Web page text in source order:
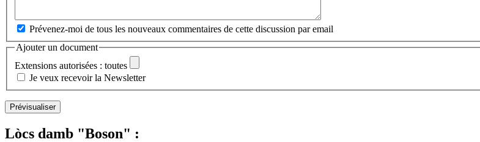
Prévenez-moi de tous les nouveaux commentaires de cette discussion par email
Ajouter un document
Extensions autorisées : toutes
Je veux recevoir la Newsletter
Lòcs damb "Boson" :